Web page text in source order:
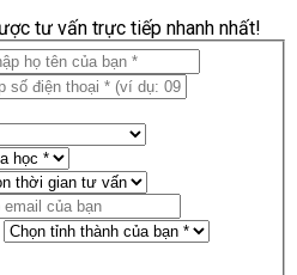
tư vấn trực tiếp nhanh nhất!